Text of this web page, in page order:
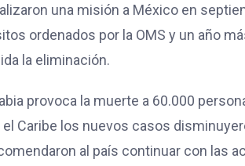
una misión a México en
ordenados por la OMS y un año
la eliminación.
provoca la muerte a 60.000
Caribe los nuevos casos
al país continuar con las